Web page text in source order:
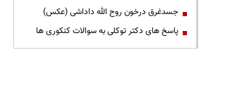
جسدغرق درخون روح الله داداشی (عکس)
پاسخ های دکتر توکلی به سوالات کنکوری ها